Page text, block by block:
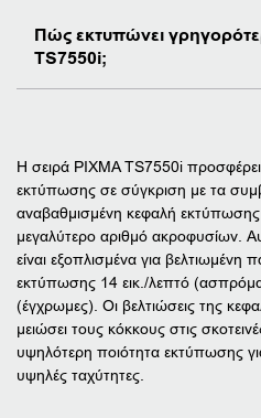
Πώς εκτυπώνει
TS7550i;
Η σειρά PIXMA TS7550i
εκτύπωσης σε σύγκριση με τα
αναβαθμισμένη κεφαλή
μεγαλύτερο αριθμό ακροφυσίων.
είναι εξοπλισμένα για βελτιωμένη
εκτύπωσης 14 εικ./λεπτό
(έγχρωμες). Οι βελτιώσεις της
μειώσει τους κόκκους στις
υψηλότερη ποιότητα εκτύπωσης
υψηλές ταχύτητες.